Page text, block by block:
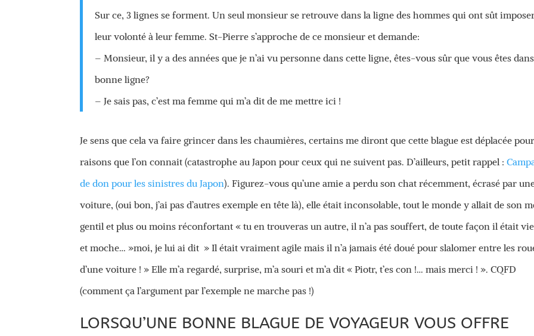
Sur ce, 3 lignes se forment. Un seul monsieur se retrouve dans la ligne des hommes qui ont sût
leur volonté à leur femme. St-Pierre s’approche de ce monsieur et demande:
– Monsieur, il y a des années que je n’ai vu personne dans cette ligne, êtes-vous sûr que vous êtes
bonne ligne?
– Je sais pas, c’est ma femme qui m’a dit de me mettre ici !
Je sens que cela va faire grincer dans les chaumières, certains me diront que cette blague est déplacée
raisons que l’on connait (catastrophe au Japon pour ceux qui ne suivent pas. D’ailleurs, petit rappel :
de don pour les sinistres du Japon). Figurez-vous qu’une amie a perdu son chat récemment, écrasé par
voiture, (oui bon, j’ai pas d’autres exemple en tête là), elle était inconsolable, tout le monde y allait de son
gentil et plus ou moins réconfortant « tu en trouveras un autre, il n’a pas souffert, de toute façon il était
et moche… »moi, je lui ai dit » Il était vraiment agile mais il n’a jamais été doué pour slalomer entre les
d’une voiture ! » Elle m’a regardé, surprise, m’a souri et m’a dit « Piotr, t’es con !… mais merci ! ». CQFD
(comment ça l’argument par l’exemple ne marche pas !)
LORSQU’UNE BONNE BLAGUE DE VOYAGEUR VOUS OFFRE